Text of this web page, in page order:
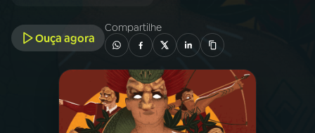
A RÁDIO
PROGRAMAÇÃO
PROGRAMAS
Ouça agora
Compartilhe